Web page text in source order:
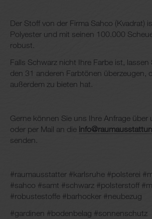
Der Stoff von der Firma Sahco (Kvadrat)
Polyester und mit seinen 100.000
robust.
Falls Schwarz nicht Ihre Farbe ist, lassen
den 31 anderen Farbtönen überzeugen,
außerdem zu bieten hat.
Gerne können Sie uns Ihre Anfrage über
oder per Mail an die
senden.
#raumausstatter #karlsruhe #polsterei
#sahco #samt #schwarz #polsterstoff
#robustestoffe #barhocker #neubezug
#gardinen #bodenbelag #sonnenschutz